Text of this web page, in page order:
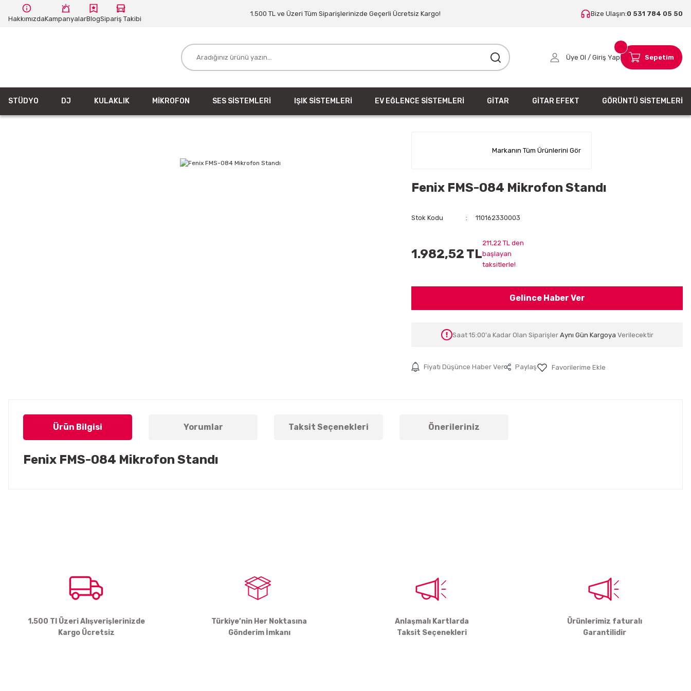
HakkımızdaKampanyalarBlogSipariş Takibi
1.500 TL ve Üzeri Tüm Siparişlerinizde Geçerli Ücretsiz Kargo! Bize Ulaşın:0 531 784 05 50
Üye Ol / Giriş Yap Sepetim
STÜDYO DJ KULAKLIK MİKROFON SES SİSTEMLERİ IŞIK SİSTEMLERİ EV EĞLENCE SİSTEMLERİ GİTAR GİTAR EFEKT GÖRÜNTÜ SİSTEMLERİ
Markanın Tüm Ürünlerini Gör
Fenix FMS-084 Mikrofon Standı
Stok Kodu 110162330003
1.982,52 TL
211,22 TL den
başlayan
taksitlerle!
Gelince Haber Ver
Saat 15:00'a Kadar Olan Siparişler Aynı Gün Kargoya Verilecektir
Fiyatı Düşünce Haber Ver Paylaş
Ürün Bilgisi Yorumlar Taksit Seçenekleri Önerileriniz
Fenix FMS-084 Mikrofon Standı
Bu ürüne benzer farklı alternatifler olmalı.
1.500 Tl Üzeri Alışverişlerinizde
Kargo Ücretsiz
Türkiye’nin Her Noktasına
Gönderim İmkanı
Anlaşmalı Kartlarda
Taksit Seçenekleri
Ürünlerimiz faturalı
Garantilidir